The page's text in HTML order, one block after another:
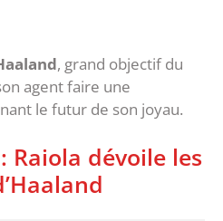
, grand objectif du
agent faire une
le futur de son joyau.
Raiola dévoile les